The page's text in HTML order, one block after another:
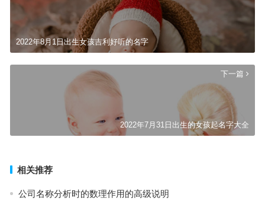
2022年8月1日出生女孩吉利好听的名字
下一篇
2022年7月31日出生的女孩起名字大全
相关推荐
公司名称分析时的数理作用的高级说明